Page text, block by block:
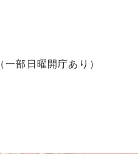
部日曜開庁あり）